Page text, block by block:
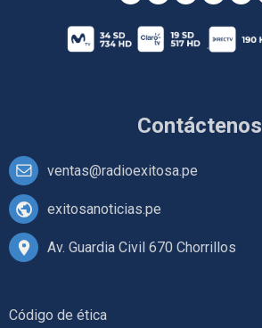
Contáctenos
ventas@radioexitosa.pe
exitosanoticias.pe
Av. Guardia Civil 670 Chorrillos
Código de ética